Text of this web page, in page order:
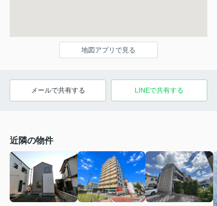
地図アプリで見る
メールで共有する LINEで共有する
近隣の物件